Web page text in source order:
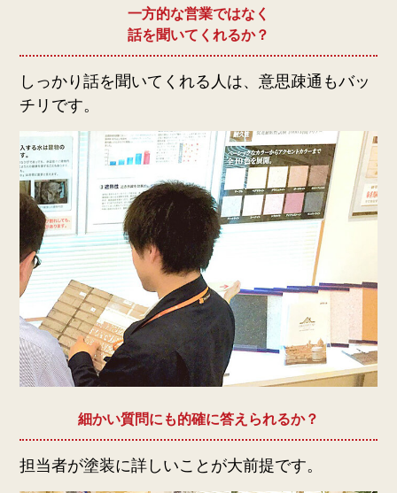
一方的な営業ではなく
話を聞いてくれるか？
しっかり話を聞いてくれる人は、意思疎通もバッ
チリです。
細かい質問にも的確に答えられるか？
担当者が塗装に詳しいことが大前提です。